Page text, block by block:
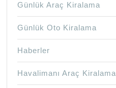
Günlük Araç Kiralama
Günlük Oto Kiralama
Haberler
Havalimanı Araç Kiralama